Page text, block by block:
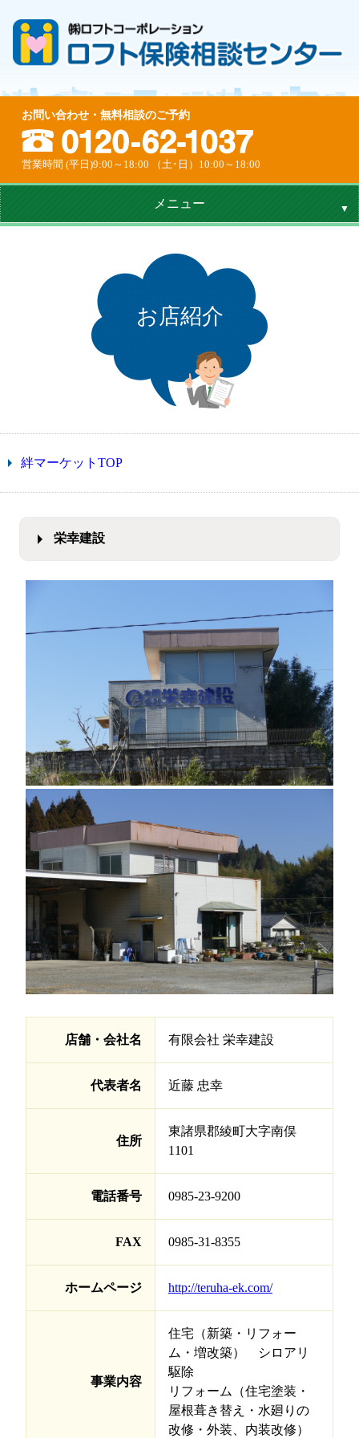
お問い合わせ・無料相談のご予約
営業時間 (平日)9:00～18:00 （土･日）10:00～18:00
メニュー
お店紹介
絆マーケットTOP
栄幸建設
店舗・会社名 有限会社 栄幸建設
代表者名 近藤 忠幸
住所
東諸県郡綾町大字南俣
1101
電話番号 0985-23-9200
FAX 0985-31-8355
ホームページ http://teruha-ek.com/
事業内容
住宅（新築・リフォー
ム・増改築） シロアリ
駆除
リフォーム（住宅塗装・
屋根葺き替え・水廻りの
改修・外装、内装改修）